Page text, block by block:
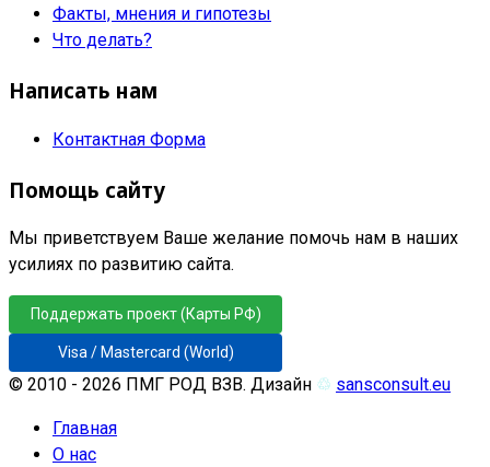
Факты, мнения и гипотезы
Что делать?
Написать нам
Контактная Форма
Помощь сайту
Мы приветствуем Ваше желание помочь нам в наших
усилиях по развитию сайта.
Поддержать проект (Карты РФ)
Visa / Mastercard (World)
© 2010 - 2026 ПМГ РОД ВЗВ. Дизайн ♲ sansconsult.eu
Главная
О нас